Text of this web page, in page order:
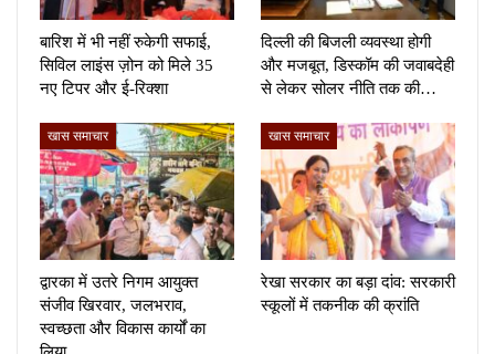
बारिश में भी नहीं रुकेगी सफाई,
सिविल लाइंस ज़ोन को मिले 35
नए टिपर और ई-रिक्शा
दिल्ली की बिजली व्यवस्था होगी
और मजबूत, डिस्कॉम की जवाबदेही
से लेकर सोलर नीति तक की…
खास समाचार
द्वारका में उतरे निगम आयुक्त
संजीव खिरवार, जलभराव,
स्वच्छता और विकास कार्यों का
खास समाचार
रेखा सरकार का बड़ा दांव: सरकारी
स्कूलों में तकनीक की क्रांति